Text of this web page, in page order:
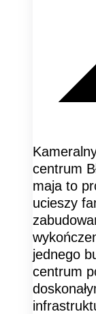
centrum
maja to
ucieszy
jednego
centrum